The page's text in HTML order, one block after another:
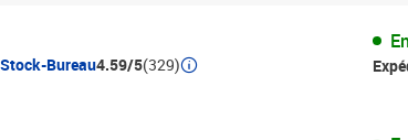
Stock-Bureau4.59/5(329)